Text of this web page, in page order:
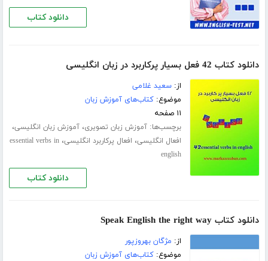
دانلود کتاب
دانلود کتاب 42 فعل بسیار پرکاربرد در زبان انگلیسی
از:سعید غلامی
موضوع:کتاب‌های آموزش زبان
۱۱ صفحه
برچسب‌ها:آموزش زبان تصویری،آموزش زبان انگلیسی،
افعال انگلیسی، افعال پرکاربرد انگلیسی،essential verbs in
english
دانلود کتاب
دانلود کتاب Speak English the right way
از: مژگان بهروزپور
موضوع:کتاب‌های آموزش زبان